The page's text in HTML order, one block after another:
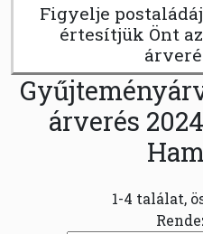
Figyelje
értesítjük Önt
árverés
1-4 találat,